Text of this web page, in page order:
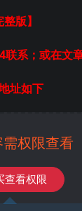
整版】
系；或在文
址如下
权限查看
查看权限